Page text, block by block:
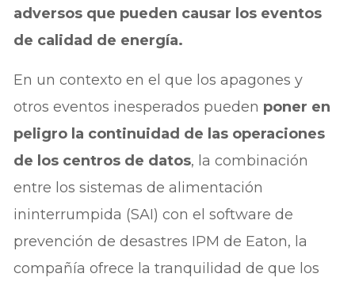
adversos que pueden causar los eventos
de calidad de energía.
En un contexto en el que los apagones y
otros eventos inesperados pueden poner en
peligro la continuidad de las operaciones
de los centros de datos, la combinación
entre los sistemas de alimentación
ininterrumpida (SAI) con el software de
prevención de desastres IPM de Eaton, la
compañía ofrece la tranquilidad de que los